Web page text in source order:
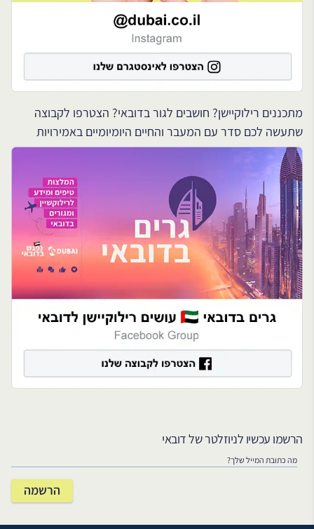
מתכננים רילוקיישן? חושבים לגור בדובאי? הצטרפו לקבוצה
שתעשה לכם סדר עם המעבר והחיים היומיומיים באמירויות
הרשמו עכשיו לניוזלטר של דובאי